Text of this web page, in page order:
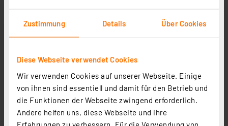
Zustimmung Details Über Cookies
Diese Webseite verwendet Cookies
Wir verwenden Cookies auf unserer Webseite. Einige
von ihnen sind essentiell und damit für den Betrieb und
die Funktionen der Webseite zwingend erforderlich.
Andere helfen uns, diese Webseite und ihre
Erfahrungen zu verbessern. Für die Verwendung von
269,99 €